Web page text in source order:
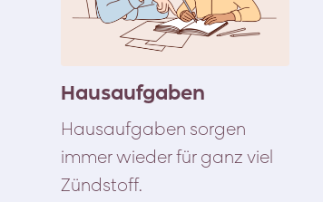
Hausaufgaben
Hausaufgaben sorgen
immer wieder für ganz viel
Zündstoff.